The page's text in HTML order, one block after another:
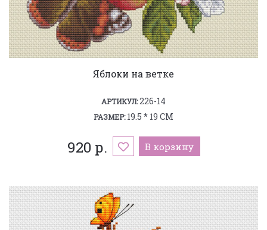
Яблоки на ветке
АРТИКУЛ:226-14
РАЗМЕР:19.5 * 19 СМ
920 р. В корзину